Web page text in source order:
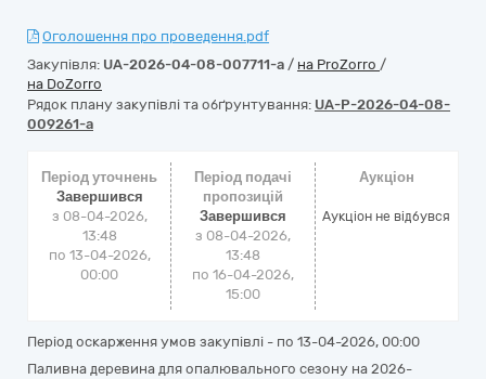
Оголошення про проведення.pdf
Закупівля: UA-2026-04-08-007711-a / на ProZorro /
на DoZorro
Рядок плану закупівлі та обґрунтування: UA-P-2026-04-08-
009261-a
Період уточнень
Завершився
з 08-04-2026,
13:48
по 13-04-2026,
00:00
Період подачі
пропозицій
Завершився
з 08-04-2026,
13:48
по 16-04-2026,
15:00
Аукціон
Аукціон не відбувся
Період оскарження умов закупівлі - по 13-04-2026, 00:00
Паливна деревина для опалювального сезону на 2026-